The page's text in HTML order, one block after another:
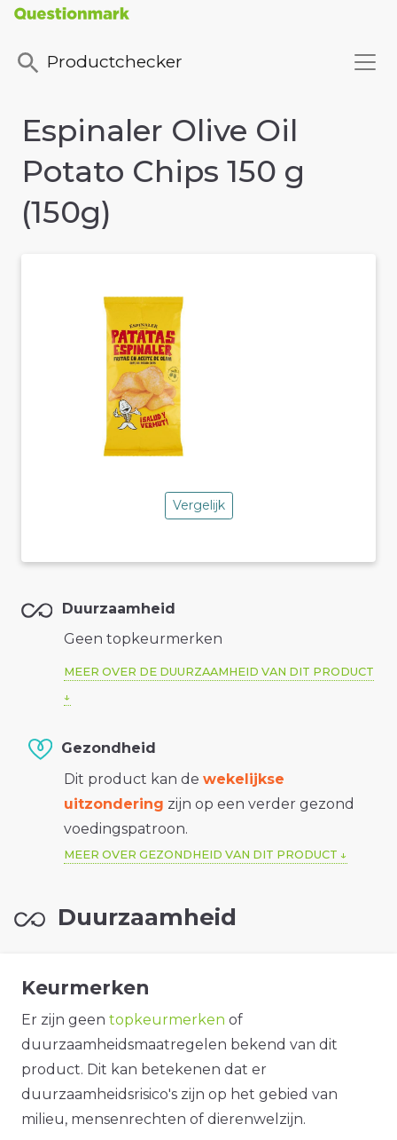
Productchecker
Espinaler Olive Oil
Potato Chips 150 g
(150g)
Vergelijk
Duurzaamheid
Geen topkeurmerken
MEER OVER DE DUURZAAMHEID VAN DIT PRODUCT
Gezondheid
Dit product kan de wekelijkse
uitzondering zijn op een verder gezond
voedingspatroon.
MEER OVER GEZONDHEID VAN DIT PRODUCT
Duurzaamheid
Keurmerken
Er zijn geen topkeurmerken of
duurzaamheidsmaatregelen bekend van dit
product. Dit kan betekenen dat er
duurzaamheidsrisico's zijn op het gebied van
milieu, mensenrechten of dierenwelzijn.